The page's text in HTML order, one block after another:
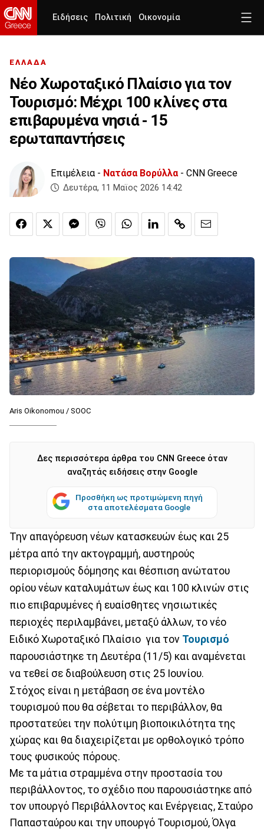
Ειδήσεις Πολιτική Οικονομία
ΕΛΛΑΔΑ
Νέο Χωροταξικό Πλαίσιο για τον
Τουρισμό: Μέχρι 100 κλίνες στα
επιβαρυμένα νησιά - 15
ερωταπαντήσεις
Επιμέλεια - Νατάσα Βορύλλα- CNN Greece
Δευτέρα, 11 Μαϊος 2026 14:42
Aris Oikonomou / SOOC
Δες περισσότερα άρθρα του CNN Greece όταν
αναζητάς ειδήσεις στην Google
Προσθήκη ως προτιμώμενη πηγή
στα αποτελέσματα Google
Την απαγόρευση νέων κατασκευών έως και 25
μέτρα από την ακτογραμμή, αυστηρούς
περιορισμούς δόμησης και θέσπιση ανώτατου
ορίου νέων καταλυμάτων έως και 100 κλινών στις
πιο επιβαρυμένες ή ευαίσθητες νησιωτικές
περιοχές περιλαμβάνει, μεταξύ άλλων, το νέο
Ειδικό Χωροταξικό Πλαίσιο για τον Τουρισμό
παρουσιάστηκε τη Δευτέρα (11/5) και αναμένεται
να τεθεί σε διαβούλευση στις 25 Ιουνίου.
Στόχος είναι η μετάβαση σε ένα μοντέλο
τουρισμού που θα σέβεται το περιβάλλον, θα
προστατεύει την πολύτιμη βιοποικιλότητα της
χώρας και θα διαχειρίζεται με ορθολογικό τρόπο
τους φυσικούς πόρους.
Με τα μάτια στραμμένα στην προστασία του
περιβάλλοντος, το σχέδιο που παρουσιάστηκε από
τον υπουργό Περιβάλλοντος και Ενέργειας, Σταύρο
Παπασταύρου και την υπουργό Τουρισμού, Όλγα